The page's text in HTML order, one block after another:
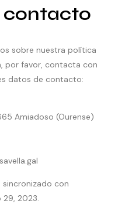
contacto
sobre nuestra política
por favor, contacta con
datos de contacto:
Amiadoso (Ourense)
con
29, 2023.